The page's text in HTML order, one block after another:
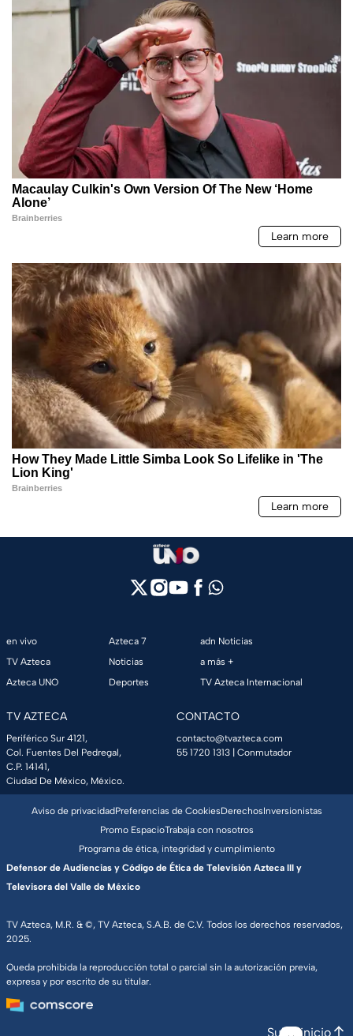
en vivo
TV Azteca
Azteca UNO
Azteca 7
Noticias
Deportes
adn Noticias
a más +
TV Azteca Internacional
TV AZTECA
Periférico Sur 4121,
Col. Fuentes Del Pedregal,
C.P. 14141,
Ciudad De México, México.
CONTACTO
contacto@tvazteca.com
55 1720 1313 | Conmutador
TV Azteca, M.R. & ©, TV Azteca, S.A.B. de C.V. Todos los derechos reservados,
2025.
Queda prohibida la reproducción total o parcial sin la autorización previa,
expresa y por escrito de su titular.
Aviso de privacidadPreferencias de CookiesDerechosInversionistas
Promo EspacioTrabaja con nosotros
Programa de ética, integridad y cumplimiento
Defensor de Audiencias y Código de Ética de Televisión Azteca III y
Televisora del Valle de México
Subir inicio